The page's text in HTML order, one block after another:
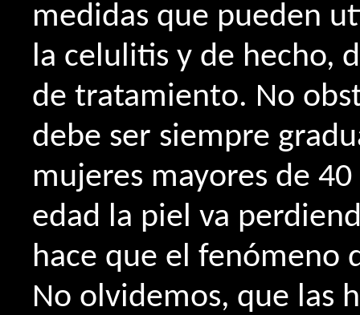
medidas que pueden
la celulitis y de hecho,
de tratamiento. No
debe ser siempre
mujeres mayores de
edad la piel va
hace que el fenómeno
No olvidemos, que las